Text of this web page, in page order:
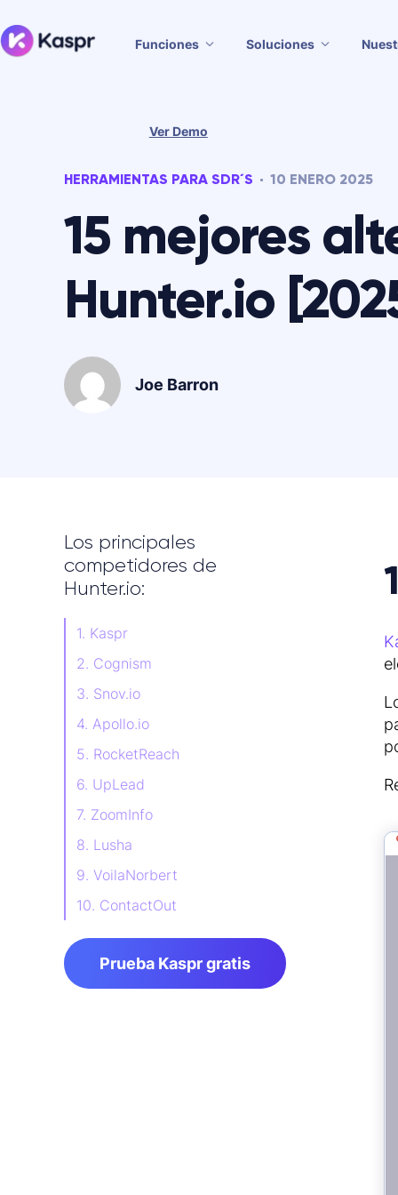
Funciones Soluciones
Ver Demo
HERRAMIENTAS PARA SDR´S 10 ENERO 2025
15 mejores
Hunter.io
Joe Barron
Los principales
competidores de
Hunter.io:
1. Kaspr
2. Cognism
3. Snov.io
4. Apollo.io
5. RocketReach
6. UpLead
7. ZoomInfo
8. Lusha
9. VoilaNorbert
10. ContactOut
11. Seamless.AI
12. GetProspect
Prueba Kaspr gratis